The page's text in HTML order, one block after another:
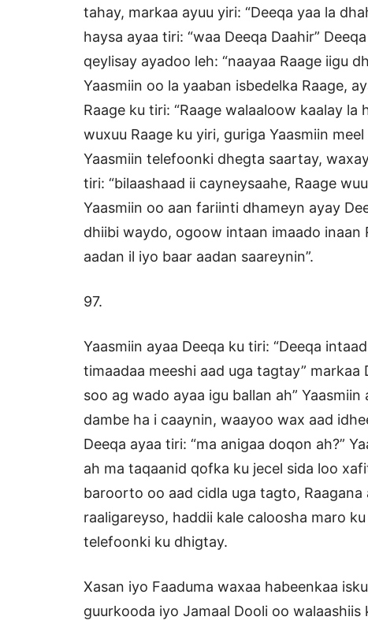
tahay, markaa ayuu yiri: “Deeqa yaa la
haysa ayaa tiri: “waa Deeqa Daahir”
qeylisay ayadoo leh: “naayaa Raage iigu
Yaasmiin oo la yaaban isbedelka Raage,
Raage ku tiri: “Raage walaaloow kaalay la
wuxuu Raage ku yiri, guriga Yaasmiin
Yaasmiin telefoonki dhegta saartay,
tiri: “bilaashaad ii cayneysaahe, Raage
Yaasmiin oo aan fariinti dhameyn ayay
dhiibi waydo, ogoow intaan imaado inaan
aadan il iyo baar aadan saareynin”.
97.
Yaasmiin ayaa Deeqa ku tiri: “Deeqa
timaadaa meeshi aad uga tagtay”
soo ag wado ayaa igu ballan ah”
dambe ha i caaynin, waayoo wax aad
Deeqa ayaa tiri: “ma anigaa doqon ah?”
ah ma taqaanid qofka ku jecel sida loo
baroorto oo aad cidla uga tagto,
raaligareyso, haddii kale caloosha maro
telefoonki ku dhigtay.
Xasan iyo Faaduma waxaa habeenkaa
guurkooda iyo Jamaal Dooli oo